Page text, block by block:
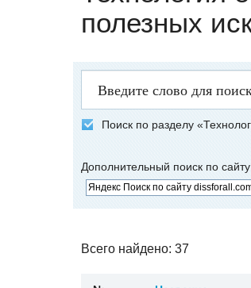
полезных
Поиск по разделу
Дополнительный поиск по
Всего найдено: 37